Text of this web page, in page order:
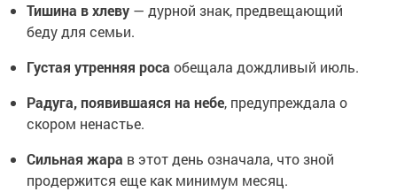
Тишина в хлеву — дурной знак, предвещающий
беду для семьи.
Густая утренняя роса обещала дождливый июль.
Радуга, появившаяся на небе, предупреждала о
скором ненастье.
Сильная жара в этот день означала, что зной
продержится еще как минимум месяц.